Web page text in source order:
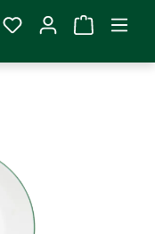
Du hast 0